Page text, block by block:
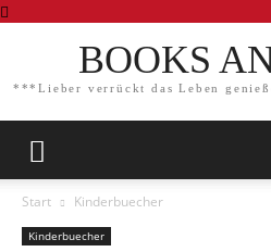
BOOKS
***Lieber verrückt das Leben
Start Kinderbuecher
Kinderbuecher